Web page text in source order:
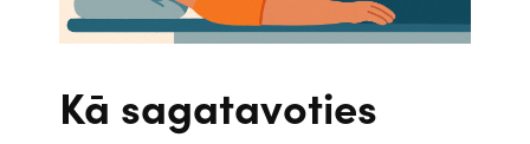
Kā sagatavoties